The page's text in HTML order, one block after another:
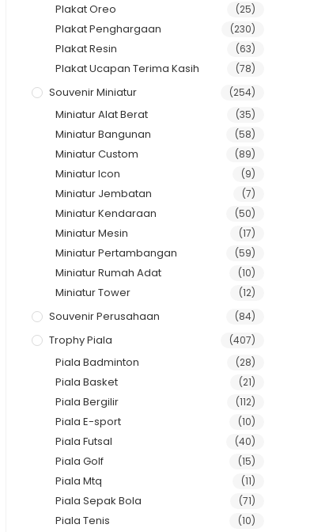
Plakat Oreo (25)
Plakat Penghargaan (230)
Plakat Resin (63)
Plakat Ucapan Terima Kasih (78)
Souvenir Miniatur (254)
Miniatur Alat Berat (35)
Miniatur Bangunan (58)
Miniatur Custom (89)
Miniatur Icon (9)
Miniatur Jembatan (7)
Miniatur Kendaraan (50)
Miniatur Mesin (17)
Miniatur Pertambangan (59)
Miniatur Rumah Adat (10)
Miniatur Tower (12)
Souvenir Perusahaan (84)
Trophy Piala (407)
Piala Badminton (28)
Piala Basket (21)
Piala Bergilir (112)
Piala E-sport (10)
Piala Futsal (40)
Piala Golf (15)
Piala Mtq (11)
Piala Sepak Bola (71)
Piala Tenis (10)